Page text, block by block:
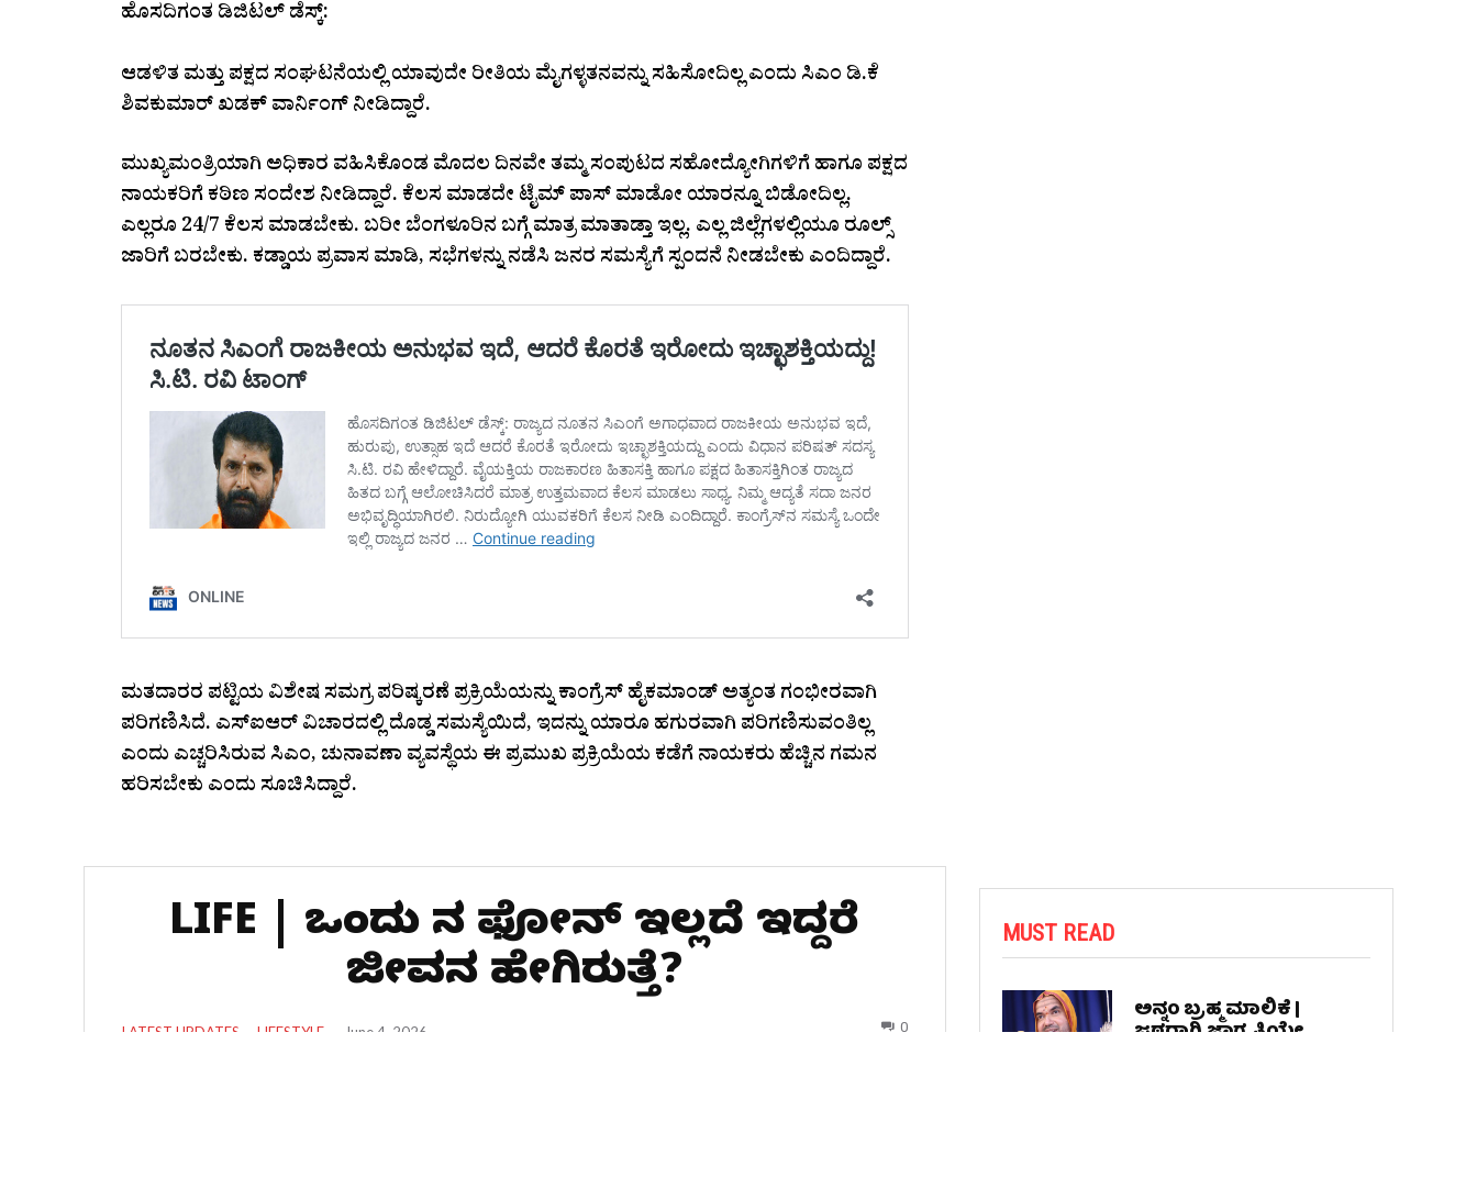
ಹೊಸದಿಗಂತ ಡಿಜಿಟಲ್‌ ಡೆಸ್ಕ್‌:
ಆಡಳಿತ ಮತ್ತು ಪಕ್ಷದ ಸಂಘಟನೆಯಲ್ಲಿ ಯಾವುದೇ ರೀತಿಯ ಮೈಗಳ್ಳತನವನ್ನು ಸಹಿಸೋದಿಲ್ಲ ಎಂದು ಸಿಎಂ ಡಿ.ಕೆ
ಶಿವಕುಮಾರ್‌ ಖಡಕ್‌ ವಾರ್ನಿಂಗ್‌ ನೀಡಿದ್ದಾರೆ.
ಮುಖ್ಯಮಂತ್ರಿಯಾಗಿ ಅಧಿಕಾರ ವಹಿಸಿಕೊಂಡ ಮೊದಲ ದಿನವೇ ತಮ್ಮ ಸಂಪುಟದ ಸಹೋದ್ಯೋಗಿಗಳಿಗೆ ಹಾಗೂ ಪಕ್ಷದ
ನಾಯಕರಿಗೆ ಕಠಿಣ ಸಂದೇಶ ನೀಡಿದ್ದಾರೆ. ಕೆಲಸ ಮಾಡದೇ ಟೈಮ್‌ ಪಾಸ್‌ ಮಾಡೋ ಯಾರನ್ನೂ ಬಿಡೋದಿಲ್ಲ.
ಎಲ್ಲರೂ 24/7 ಕೆಲಸ ಮಾಡಬೇಕು. ಬರೀ ಬೆಂಗಳೂರಿನ ಬಗ್ಗೆ ಮಾತ್ರ ಮಾತಾಡ್ತಾ ಇಲ್ಲ. ಎಲ್ಲ ಜಿಲ್ಲೆಗಳಲ್ಲಿಯೂ ರೂಲ್ಸ್‌
ಜಾರಿಗೆ ಬರಬೇಕು. ಕಡ್ಡಾಯ ಪ್ರವಾಸ ಮಾಡಿ, ಸಭೆಗಳನ್ನು ನಡೆಸಿ ಜನರ ಸಮಸ್ಯೆಗೆ ಸ್ಪಂದನೆ ನೀಡಬೇಕು ಎಂದಿದ್ದಾರೆ.
ಮತದಾರರ ಪಟ್ಟಿಯ ವಿಶೇಷ ಸಮಗ್ರ ಪರಿಷ್ಕರಣೆ ಪ್ರಕ್ರಿಯೆಯನ್ನು ಕಾಂಗ್ರೆಸ್ ಹೈಕಮಾಂಡ್‌ ಅತ್ಯಂತ ಗಂಭೀರವಾಗಿ
ಪರಿಗಣಿಸಿದೆ. ಎಸ್‌ಐಆರ್ ವಿಚಾರದಲ್ಲಿ ದೊಡ್ಡ ಸಮಸ್ಯೆಯಿದೆ, ಇದನ್ನು ಯಾರೂ ಹಗುರವಾಗಿ ಪರಿಗಣಿಸುವಂತಿಲ್ಲ
ಎಂದು ಎಚ್ಚರಿಸಿರುವ ಸಿಎಂ, ಚುನಾವಣಾ ವ್ಯವಸ್ಥೆಯ ಈ ಪ್ರಮುಖ ಪ್ರಕ್ರಿಯೆಯ ಕಡೆಗೆ ನಾಯಕರು ಹೆಚ್ಚಿನ ಗಮನ
ಹರಿಸಬೇಕು ಎಂದು ಸೂಚಿಸಿದ್ದಾರೆ.